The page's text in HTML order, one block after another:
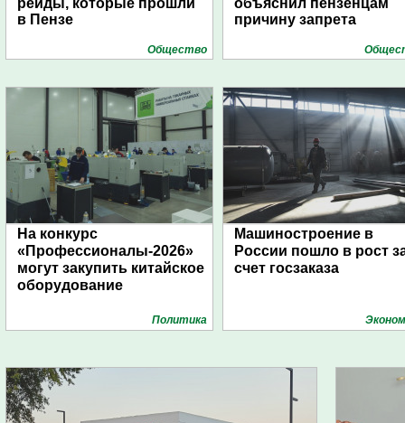
рейды, которые прошли
в Пензе
Общество
объяснил пензенцам
причину запрета
На конкурс
«Профессионалы-2026»
могут закупить китайское
оборудование
Политика
Машиностроение в
России пошло в рост
счет госзаказа